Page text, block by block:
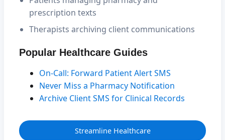
prescription texts
Therapists archiving client communications
Popular Healthcare Guides
On-Call: Forward Patient Alert SMS
Never Miss a Pharmacy Notification
Archive Client SMS for Clinical Records
Streamline Healthcare